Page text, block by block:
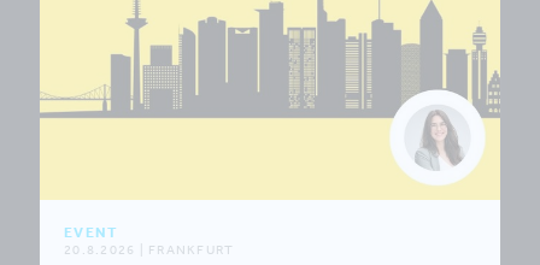
EVENT
20.8.2026 | FRANKFURT